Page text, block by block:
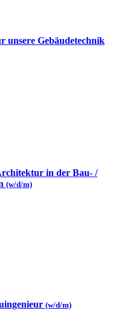
Gebäudetechnik
in der Bau- /
(w/d/m)
(w/d/m)